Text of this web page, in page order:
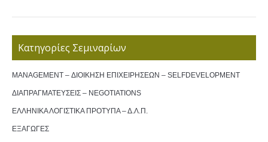
Κατηγορίες Σεμιναρίων
MANAGEMENT – ΔΙΟΙΚΗΣΗ ΕΠΙΧΕΙΡΗΣΕΩΝ – SELFDEVELOPMENT
ΔΙΑΠΡΑΓΜΑΤΕΥΣΕΙΣ – NEGOTIATIONS
ΕΛΛΗΝΙΚΑ ΛΟΓΙΣΤΙΚΑ ΠΡΟΤΥΠΑ – Δ.Λ.Π.
ΕΞΑΓΩΓΕΣ